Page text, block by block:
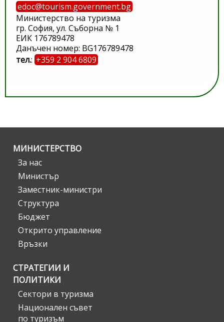
edoc@tourism.government.bg
Министерство на туризма
гр. София, ул. Съборна № 1
ЕИК 176789478
Данъчен номер: BG176789478
тел.: +359 2 904 6809
МИНИСТЕРСТВО
За нас
Министър
Заместник-министри
Структура
Бюджет
Открито управление
Връзки
СТРАТЕГИИ И
ПОЛИТИКИ
Сектори в туризма
Национален съвет
по туризъм